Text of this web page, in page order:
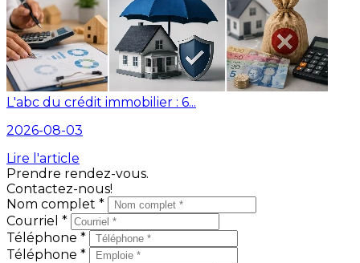
L'abc du crédit immobilier : 6...
2026-08-03
Lire l'article
Prendre rendez-vous.
Contactez-nous!
Nom complet *
Courriel *
Téléphone *
Téléphone *